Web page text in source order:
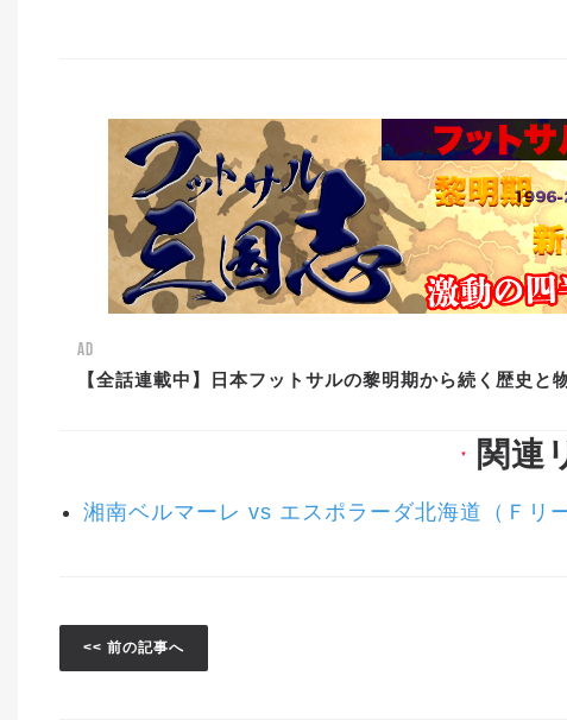
AD
【全話連載中】日本フットサルの黎明期から続く歴史と
▼ 関連
湘南ベルマーレ vs エスポラーダ北海道（Ｆリ
<< 前の記事へ